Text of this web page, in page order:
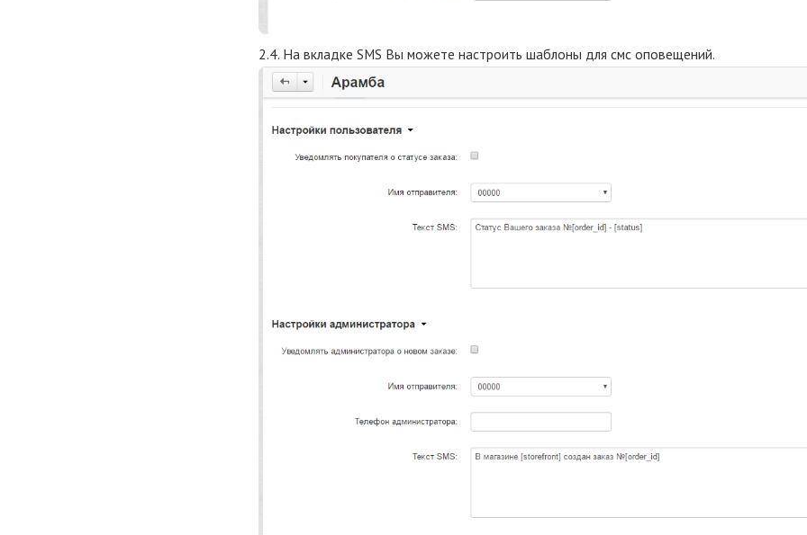
2.4. На вкладке SMS Вы можете настроить шаблоны для смс оповещений.